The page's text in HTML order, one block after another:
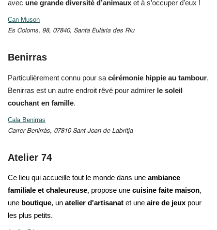
avec une grande diversité d’animaux et à s’occuper d'eux !
Can Muson
Es Coloms, 98, 07840, Santa Eulària des Riu
Benirras
Particulièrement connu pour sa cérémonie hippie au tambour,
Benirras est un autre endroit rêvé pour admirer le soleil
couchant en famille.
Cala Benirras
Carrer Benirràs, 07810 Sant Joan de Labritja
Atelier 74
Ce lieu qui accueille tout le monde dans une ambiance
familiale et chaleureuse, propose une cuisine faite maison,
une boutique, un atelier d'artisanat et une aire de jeux pour
les plus petits.